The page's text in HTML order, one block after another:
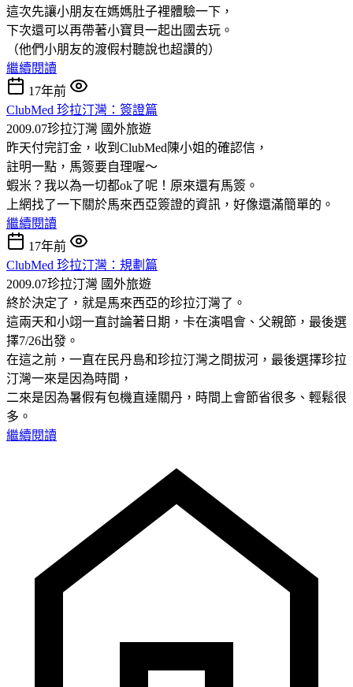
這次先讓小朋友在媽媽肚子裡體驗一下，
下次還可以再帶著小寶貝一起出國去玩。
（他們小朋友的渡假村聽說也超讚的）
繼續閱讀
17年前
ClubMed 珍拉汀灣：簽證篇
2009.07珍拉汀灣 國外旅遊
昨天付完訂金，收到ClubMed陳小姐的確認信，
註明一點，馬簽要自理喔～
蝦米？我以為一切都ok了呢！原來還有馬簽。
上網找了一下關於馬來西亞簽證的資訊，好像還滿簡單的。
繼續閱讀
17年前
ClubMed 珍拉汀灣：規劃篇
2009.07珍拉汀灣 國外旅遊
終於決定了，就是馬來西亞的珍拉汀灣了。
這兩天和小翊一直討論著日期，卡在演唱會、父親節，最後選
擇7/26出發。
在這之前，一直在民丹島和珍拉汀灣之間拔河，最後選擇珍拉
汀灣一來是因為時間，
二來是因為暑假有包機直達關丹，時間上會節省很多、輕鬆很
多。
繼續閱讀